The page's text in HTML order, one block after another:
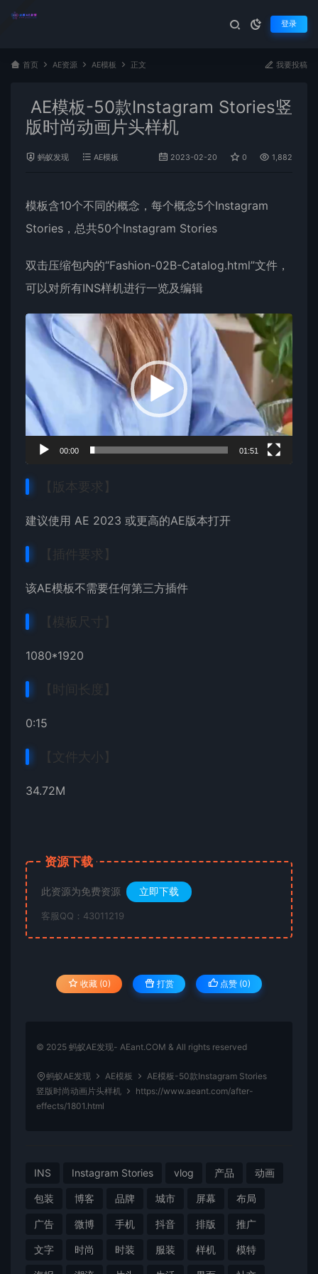
登录
首页 AE资源 AE模板 正文 我要投稿
AE模板-50款Instagram Stories竖
版时尚动画片头样机
蚂蚁发现 AE模板 2023-02-20 0 1,882
模板含10个不同的概念，每个概念5个Instagram
Stories ，总共50个Instagram Stories
双击压缩包内的“Fashion-02B-Catalog.html”文件，
可以对所有INS样机进行一览及编辑
视
频
放
器
00:00 01:51
【版本要求】
建议使用 AE 2023 或更高的AE版本打开
【插件要求】
该AE模板不需要任何第三方插件
【模板尺寸】
1080*1920
【时间长度】
0:15
【文件大小】
34.72M
资源下载
此资源为免费资源 立即下载
客服QQ：43011219
收藏 (0) 打赏 点赞 (0)
© 2025 蚂蚁AE发现- AEant.COM & All rights reserved
蚂蚁AE发现 AE模板
AE模板-50款Instagram Stories
竖版时尚动画片头样机
https://www.aeant.com/after-
effects/1801.html
INS Instagram Stories vlog 产品 动画
包装 博客 品牌 城市 屏幕 布局
广告 微博 手机 抖音 排版 推广
文字 时尚 时装 服装 样机 模特